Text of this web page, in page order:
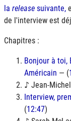
la release suivante,
de l'interview est
Chapitres :
Bonjour à toi,
Américain — (
♪ Jean-
Interview,
(12:47)